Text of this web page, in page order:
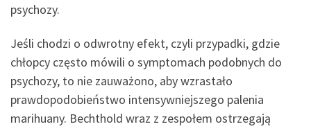
psychozy.
Jeśli chodzi o odwrotny efekt, czyli przypadki, gdzie
chłopcy często mówili o symptomach podobnych do
psychozy, to nie zauważono, aby wzrastało
prawdopodobieństwo intensywniejszego palenia
marihuany. Bechthold wraz z zespołem ostrzegają